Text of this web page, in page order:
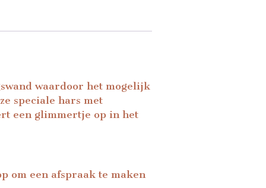
waardoor het mogelijk
speciale hars met
een glimmertje op in het
om een afspraak te maken